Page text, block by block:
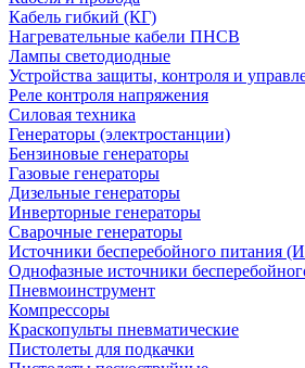
Кабель гибкий (КГ)
Нагревательные кабели ПНСВ
Лампы светодиодные
Устройства защиты, контроля и
Реле контроля напряжения
Силовая техника
Генераторы (электростанции)
Бензиновые генераторы
Газовые генераторы
Дизельные генераторы
Инверторные генераторы
Сварочные генераторы
Источники бесперебойного питания
Однофазные источники
Пневмоинструмент
Компрессоры
Краскопульты пневматические
Пистолеты для подкачки